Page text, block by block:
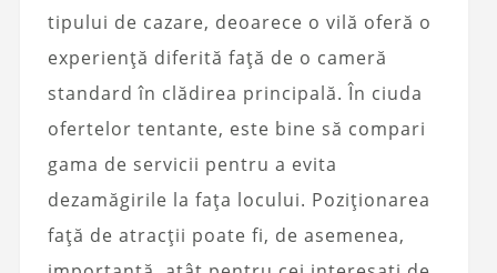
tipului de cazare, deoarece o vilă oferă o
experiență diferită față de o cameră
standard în clădirea principală. În ciuda
ofertelor tentante, este bine să compari
gama de servicii pentru a evita
dezamăgirile la fața locului. Poziționarea
față de atracții poate fi, de asemenea,